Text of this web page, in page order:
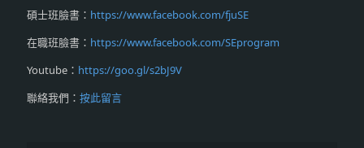
碩士班臉書： https://www.facebook.com/fjuSE
在職班臉書： https://www.facebook.com/SEprogram
Youtube： https://goo.gl/s2bJ9V
聯絡我們： 按此留言